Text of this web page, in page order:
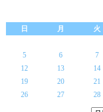
日
月 火
5
6 7
12
13 14
19
20 21
26
27 28